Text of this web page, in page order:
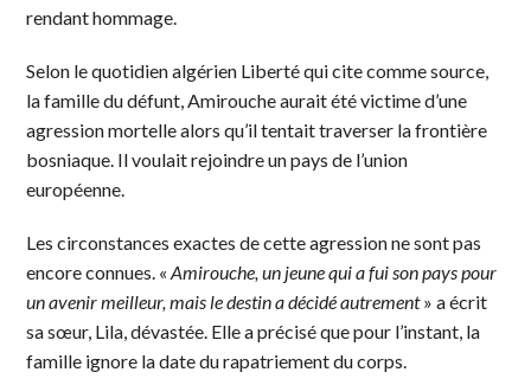
rendant hommage.
Selon le quotidien algérien Liberté qui cite comme source,
la famille du défunt, Amirouche aurait été victime d’une
agression mortelle alors qu’il tentait traverser la frontière
bosniaque. Il voulait rejoindre un pays de l’union
européenne.
Les circonstances exactes de cette agression ne sont pas
encore connues. «Amirouche, un jeune qui a fui son pays pour
un avenir meilleur, mais le destin a décidé autrement» a écrit
sa sœur, Lila, dévastée. Elle a précisé que pour l’instant, la
famille ignore la date du rapatriement du corps.